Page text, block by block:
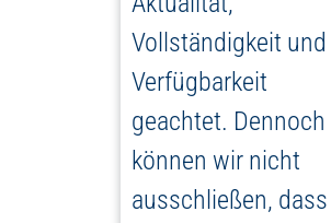
Vollständigkeit und
Verfügbarkeit
geachtet. Dennoch
können wir nicht
ausschließen, dass